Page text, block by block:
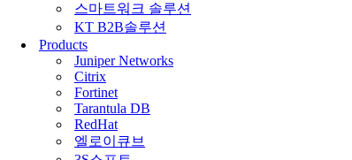
스마트워크 솔루션
KT B2B솔루션
Products
Juniper Networks
Citrix
Fortinet
Tarantula DB
RedHat
엘로이큐브